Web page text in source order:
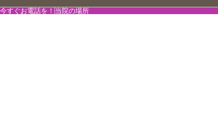
今すぐお電話を！ 当院の場所